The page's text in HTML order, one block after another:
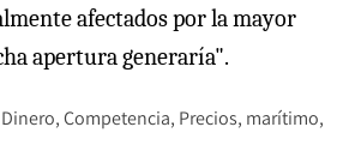
afectados por la mayor
apertura generaría".
Competencia Precios marítimo